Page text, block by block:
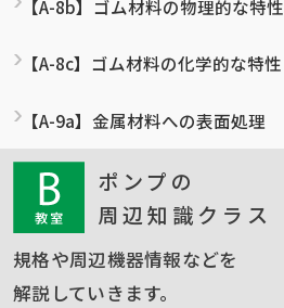
【A-8b】ゴム材料の物理的な特性
【A-8c】ゴム材料の化学的な特性
【A-9a】金属材料への表面処理
ポンプの
周辺知識クラス
規格や周辺機器情報などを
解説していきます。